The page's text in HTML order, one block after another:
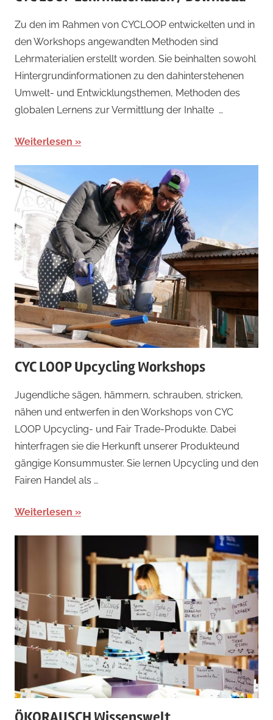
Zu den im Rahmen von CYCLOOP entwickelten und in
den Workshops angewandten Methoden sind
Lehrmaterialien erstellt worden. Sie beinhalten sowohl
Hintergrundinformationen zu den dahinterstehenen
Umwelt- und Entwicklungsthemen, Methoden des
globalen Lernens zur Vermittlung der Inhalte …
Weiterlesen
CYC LOOP Upcycling Workshops
Jugendliche sägen, hämmern, schrauben, stricken,
nähen und entwerfen in den Workshops von CYC
LOOP Upcycling- und Fair Trade-Produkte. Dabei
hinterfragen sie die Herkunft unserer Produkteund
gängige Konsummuster. Sie lernen Upcycling und den
Fairen Handel als …
Weiterlesen